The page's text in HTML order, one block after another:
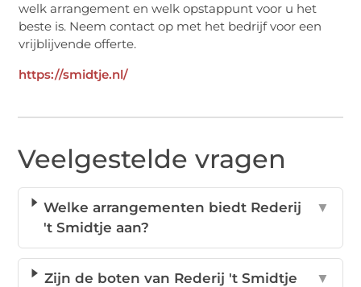
welk arrangement en welk opstappunt voor u het
beste is. Neem contact op met het bedrijf voor een
vrijblijvende offerte.
https://smidtje.nl/
Veelgestelde vragen
Welke arrangementen biedt Rederij
't Smidtje aan?
▼
Zijn de boten van Rederij 't Smidtje
▼